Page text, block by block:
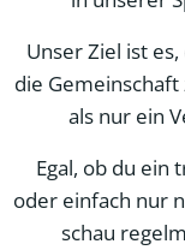
Unser Ziel ist
die Gemeinschaft
als nur ein
Egal, ob du ein
oder einfach nur
schau